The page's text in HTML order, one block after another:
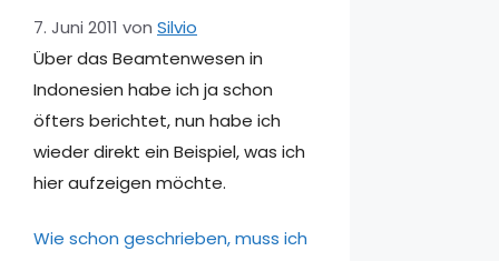
7. Juni 2011 von Silvio
Über das Beamtenwesen in
Indonesien habe ich ja schon
öfters berichtet, nun habe ich
wieder direkt ein Beispiel, was ich
hier aufzeigen möchte.
Wie schon geschrieben, muss ich